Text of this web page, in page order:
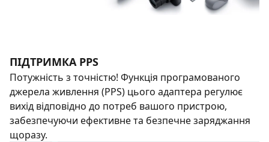
ПІДТРИМКА PPS
Потужність з точністю! Функція програмованого
джерела живлення (PPS) цього адаптера регулює
вихід відповідно до потреб вашого пристрою,
забезпечуючи ефективне та безпечне заряджання
щоразу.